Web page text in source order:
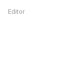
Editor